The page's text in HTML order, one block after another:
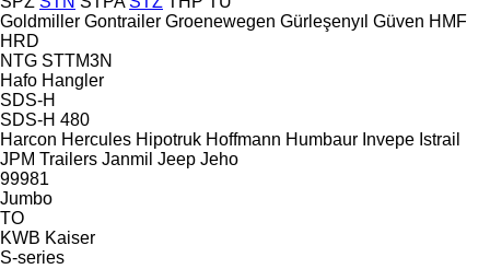
Goldmiller Gontrailer Groenewegen Gürleşenyıl Güven HMF
HRD
NTG STTM3N
Hafo Hangler
SDS-H
SDS-H 480
Harcon Hercules Hipotruk Hoffmann Humbaur Invepe Istrail
JPM Trailers Janmil Jeep Jeho
99981
Jumbo
TO
KWB Kaiser
S-series